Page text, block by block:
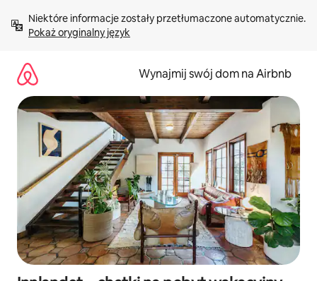
treści Pokaż oryginalny język
Wynajmij swój dom na Airbnb